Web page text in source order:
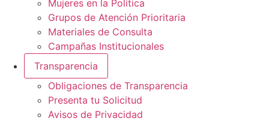
Mujeres en la Política
Grupos de Atención Prioritaria
Materiales de Consulta
Campañas Institucionales
Transparencia
Obligaciones de Transparencia
Presenta tu Solicitud
Avisos de Privacidad